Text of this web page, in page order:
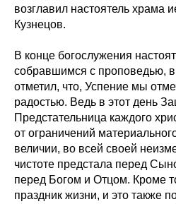
возглавил настоятель храма
Кузнецов.
В конце богослужения
собравшимся с проповедью, в
отметил, что, Успение мы
радостью. Ведь в этот день
Предстательница каждого
от ограничений
величии, во всей своей
чистоте предстала перед
перед Богом и Отцом. Кроме
праздник жизни, и это также